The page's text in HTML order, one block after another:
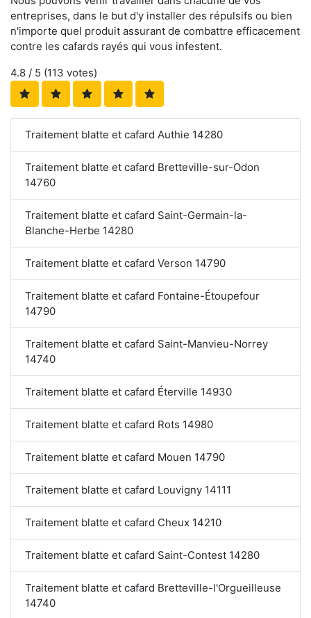
entreprises, dans le but d'y installer des répulsifs ou bien
n'importe quel produit assurant de combattre efficacement
contre les cafards rayés qui vous infestent.
4.8 / 5 (113 votes)
Traitement blatte et cafard Authie 14280
Traitement blatte et cafard Bretteville-sur-Odon
14760
Traitement blatte et cafard Saint-Germain-la-
Blanche-Herbe 14280
Traitement blatte et cafard Verson 14790
Traitement blatte et cafard Fontaine-Étoupefour
14790
Traitement blatte et cafard Saint-Manvieu-Norrey
14740
Traitement blatte et cafard Éterville 14930
Traitement blatte et cafard Rots 14980
Traitement blatte et cafard Mouen 14790
Traitement blatte et cafard Louvigny 14111
Traitement blatte et cafard Cheux 14210
Traitement blatte et cafard Saint-Contest 14280
Traitement blatte et cafard Bretteville-l'Orgueilleuse
14740